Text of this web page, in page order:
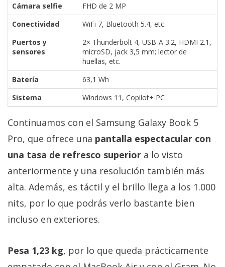
Cámara selfie
FHD de 2 MP
Conectividad
WiFi 7, Bluetooth 5.4, etc.
Puertos y
sensores
2× Thunderbolt 4, USB-A 3.2, HDMI 2.1,
microSD, jack 3,5 mm; lector de
huellas, etc.
Batería
63,1 Wh
Sistema
Windows 11, Copilot+ PC
Continuamos con el Samsung Galaxy Book 5
Pro, que ofrece una pantalla espectacular con
una tasa de refresco superior a lo visto
anteriormente y una resolución también más
alta. Además, es táctil y el brillo llega a los 1.000
nits, por lo que podrás verlo bastante bien
incluso en exteriores.
Pesa 1,23 kg, por lo que queda prácticamente